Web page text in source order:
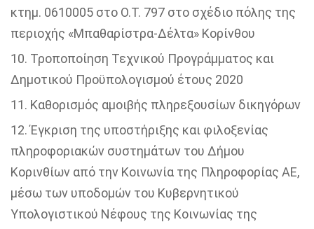
κτημ. 0610005 στο Ο.Τ. 797 στο σχέδιο πόλης της
περιοχής «Μπαθαρίστρα-Δέλτα» Κορίνθου
Τροποποίηση Τεχνικού Προγράμματος και
Δημοτικού Προϋπολογισμού έτους 2020
Καθορισμός αμοιβής πληρεξουσίων δικηγόρων
Έγκριση της υποστήριξης και φιλοξενίας
πληροφοριακών συστημάτων του Δήμου
Κορινθίων από την Κοινωνία της Πληροφορίας ΑΕ,
μέσω των υποδομών του Κυβερνητικού
Υπολογιστικού Νέφους της Κοινωνίας της